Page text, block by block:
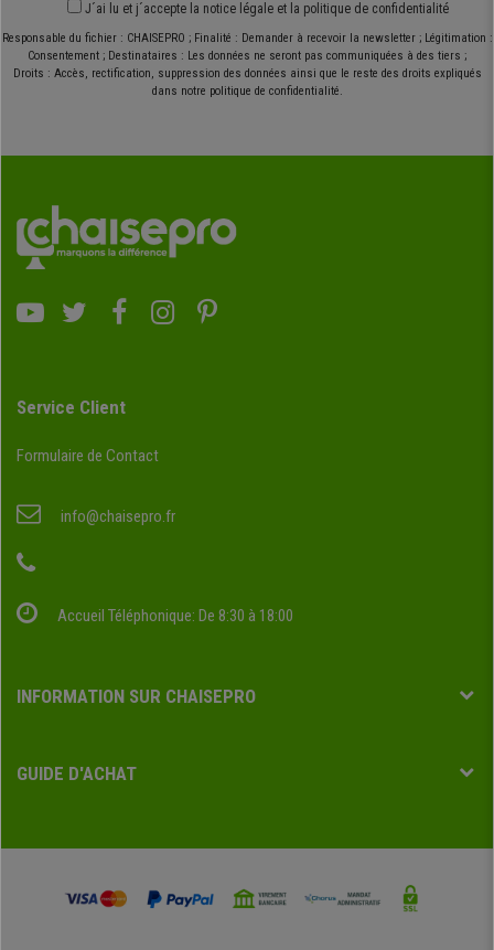
J´ai lu et j´accepte la notice légale et la politique de confidentialité
Responsable du fichier : CHAISEPRO ; Finalité : Demander à recevoir la newsletter ; Légitimation :
Consentement ; Destinataires : Les données ne seront pas communiquées à des tiers ;
Droits : Accès, rectification, suppression des données ainsi que le reste des droits expliqués
dans notre politique de confidentialité.
Service Client
Formulaire de Contact
info@chaisepro.fr
Accueil Téléphonique: De 8:30 à 18:00
INFORMATION SUR CHAISEPRO
GUIDE D'ACHAT